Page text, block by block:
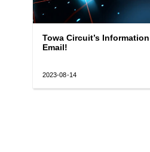
Towa Circuit’s
Email!
2023-08-14